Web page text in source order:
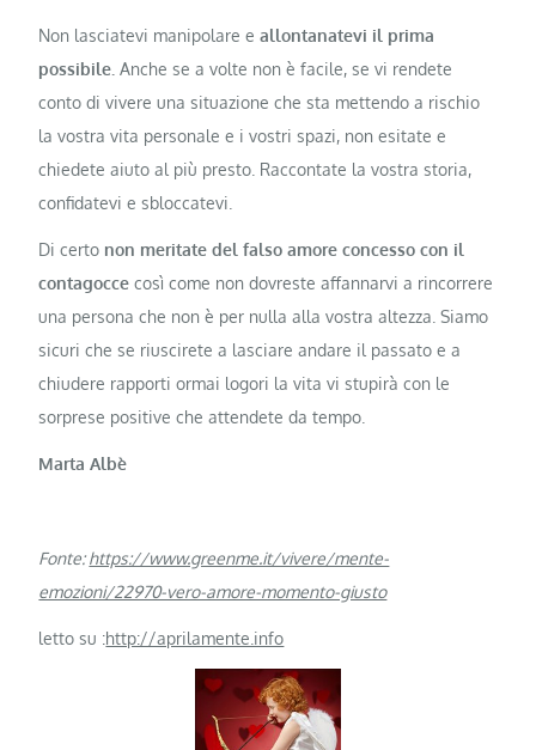
Non lasciatevi manipolare eallontanatevi il prima
possibile. Anche se a volte non è facile, se vi rendete
conto di vivere una situazione che sta mettendo a rischio
la vostra vita personale e i vostri spazi, non esitate e
chiedete aiuto al più presto. Raccontate la vostra storia,
confidatevi e sbloccatevi.
Di certo non meritate del falso amore concesso con il
contagoccecosì come non dovreste affannarvi a rincorrere
una persona che non è per nulla alla vostra altezza. Siamo
sicuri che se riuscirete a lasciare andare il passato e a
chiudere rapporti ormai logori la vita vi stupirà con le
sorprese positive che attendete da tempo.
Marta Albè
Fonte:https://www.greenme.it/vivere/mente-
emozioni/22970-vero-amore-momento-giusto
letto su :http://aprilamente.info